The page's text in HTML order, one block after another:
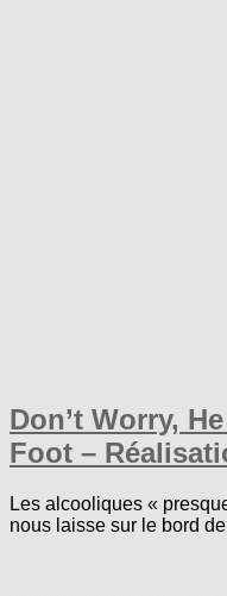
Don’t Worry,
Foot –
Les alcooliques «
nous laisse sur le bord